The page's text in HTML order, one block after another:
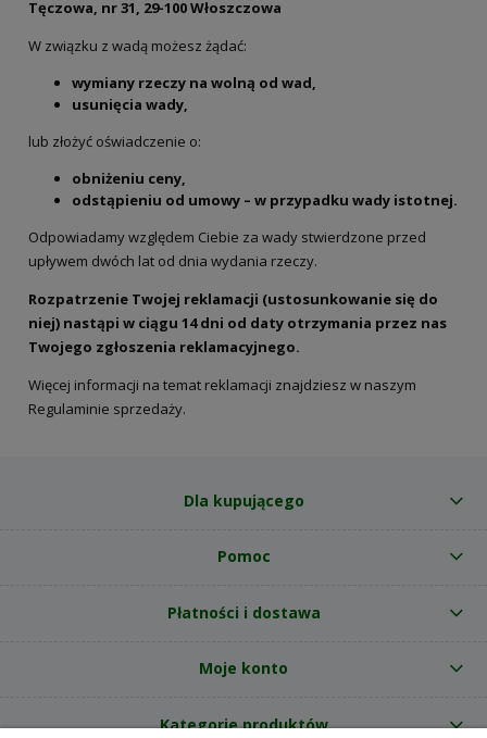
Tęczowa, nr 31, 29-100 Włoszczowa
W związku z wadą możesz żądać:
wymiany rzeczy na wolną od wad,
usunięcia wady,
lub złożyć oświadczenie o:
obniżeniu ceny,
odstąpieniu od umowy – w przypadku wady istotnej.
Odpowiadamy względem Ciebie za wady stwierdzone przed
upływem dwóch lat od dnia wydania rzeczy.
Rozpatrzenie Twojej reklamacji (ustosunkowanie się do
niej) nastąpi w ciągu 14 dni od daty otrzymania przez nas
Twojego zgłoszenia reklamacyjnego.
Więcej informacji na temat reklamacji znajdziesz w naszym
Regulaminie sprzedaży.
Dla kupującego
Pomoc
Płatności i dostawa
Moje konto
Kategorie produktów